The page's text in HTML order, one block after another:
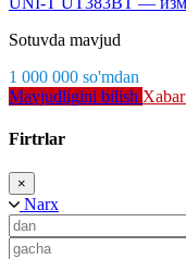
Sotuvda mavjud
1 000 000 so'mdan
Mavjudligini bilish
Firtrlar
×
Narx